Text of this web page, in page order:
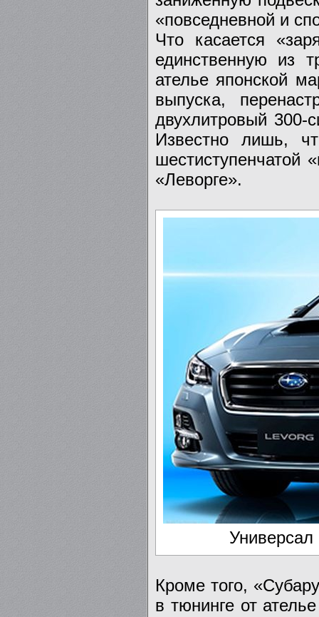
«повседневной и
Что касается
единственную из
ателье японской
выпуска,
двухлитровый 300-
Известно лишь,
шестиступенчатой
«Леворге».
Универсал
Кроме того,
в тюнинге от